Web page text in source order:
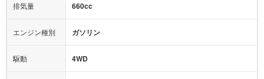
ミュージックプレイヤー接続可
後席モニター
サポカー
アクセル踏み間違い（誤発進）防止装置
アダプティブクルーズコントロール
排気量 660cc
エンジン種別 ガソリン
駆動 4WD